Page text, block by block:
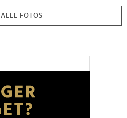
ALLE FOTOS